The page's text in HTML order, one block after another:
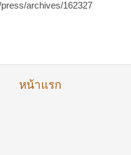
archives/162327
หน้าแรก